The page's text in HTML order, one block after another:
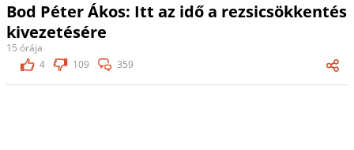
Bod Péter Ákos: Itt az idő a rezsicsökkentés
kivezetésére
15 órája
4
109 359